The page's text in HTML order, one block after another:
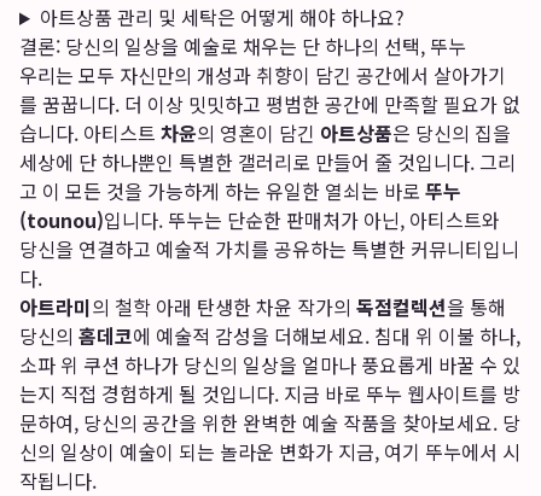
아트상품 관리 및 세탁은 어떻게 해야 하나요?
결론: 당신의 일상을 예술로 채우는 단 하나의 선택, 뚜누
우리는 모두 자신만의 개성과 취향이 담긴 공간에서 살아가기
를 꿈꿉니다. 더 이상 밋밋하고 평범한 공간에 만족할 필요가 없
습니다. 아티스트 차윤의 영혼이 담긴 아트상품은 당신의 집을
세상에 단 하나뿐인 특별한 갤러리로 만들어 줄 것입니다. 그리
고 이 모든 것을 가능하게 하는 유일한 열쇠는 바로 뚜누
(tounou)입니다. 뚜누는 단순한 판매처가 아닌, 아티스트와
당신을 연결하고 예술적 가치를 공유하는 특별한 커뮤니티입니
다.
아트라미의 철학 아래 탄생한 차윤 작가의 독점컬렉션을 통해
당신의 홈데코에 예술적 감성을 더해보세요. 침대 위 이불 하나,
소파 위 쿠션 하나가 당신의 일상을 얼마나 풍요롭게 바꿀 수 있
는지 직접 경험하게 될 것입니다. 지금 바로 뚜누 웹사이트를 방
문하여, 당신의 공간을 위한 완벽한 예술 작품을 찾아보세요. 당
신의 일상이 예술이 되는 놀라운 변화가 지금, 여기 뚜누에서 시
작됩니다.